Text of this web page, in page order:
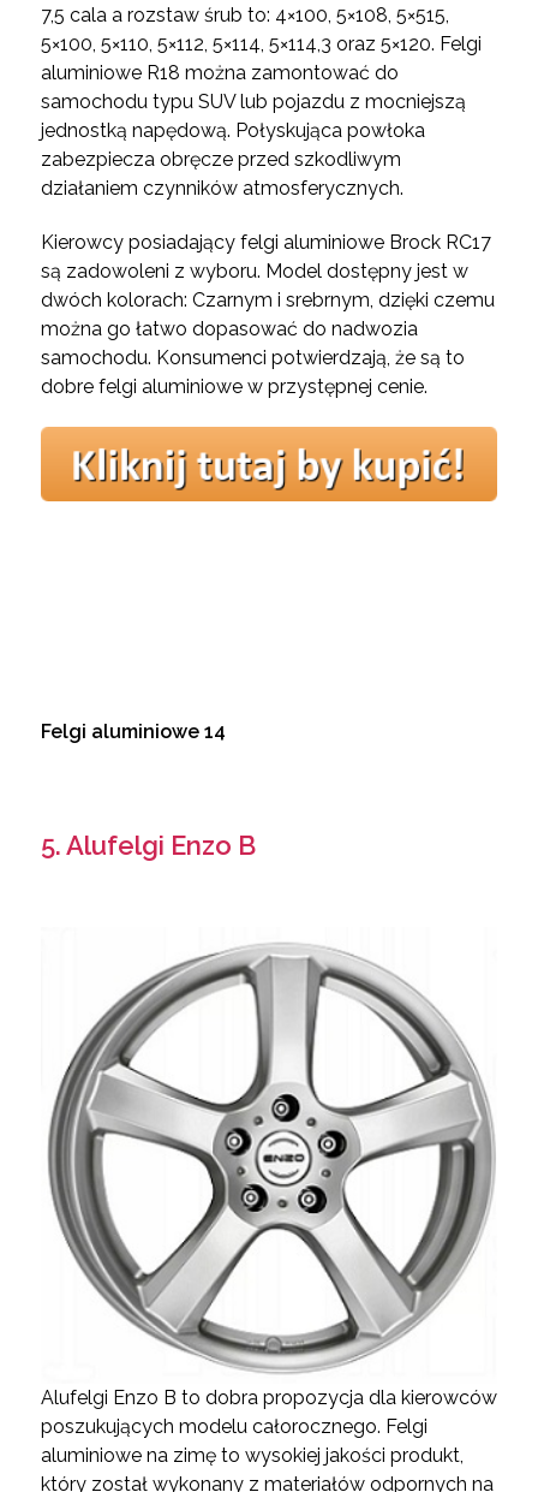
7,5 cala a rozstaw śrub to: 4×100, 5×108, 5×515,
5×100, 5×110, 5×112, 5×114, 5×114,3 oraz 5×120. Felgi
aluminiowe R18 można zamontować do
samochodu typu SUV lub pojazdu z mocniejszą
jednostką napędową. Połyskująca powłoka
zabezpiecza obręcze przed szkodliwym
działaniem czynników atmosferycznych.
Kierowcy posiadający felgi aluminiowe Brock RC17
są zadowoleni z wyboru. Model dostępny jest w
dwóch kolorach: Czarnym i srebrnym, dzięki czemu
można go łatwo dopasować do nadwozia
samochodu. Konsumenci potwierdzają, że są to
dobre felgi aluminiowe w przystępnej cenie.
Felgi aluminiowe 14
5. Alufelgi Enzo B
Alufelgi Enzo B to dobra propozycja dla kierowców
poszukujących modelu całorocznego. Felgi
aluminiowe na zimę to wysokiej jakości produkt,
który został wykonany z materiałów odpornych na